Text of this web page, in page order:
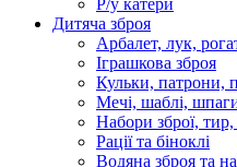
Р/у катери
Дитяча зброя
Арбалет, лук,
Іграшкова зброя
Кульки, патрони,
Мечі, шаблі,
Набори зброї, тир,
Рації та біноклі
Водяна зброя та